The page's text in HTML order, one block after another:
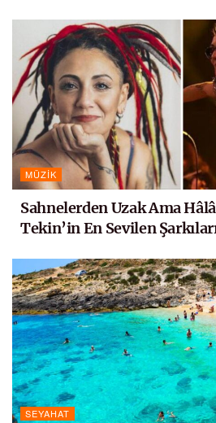
MÜZIK
Sahnelerden Uzak Ama
Tekin’in En Sevilen
SEYAHAT